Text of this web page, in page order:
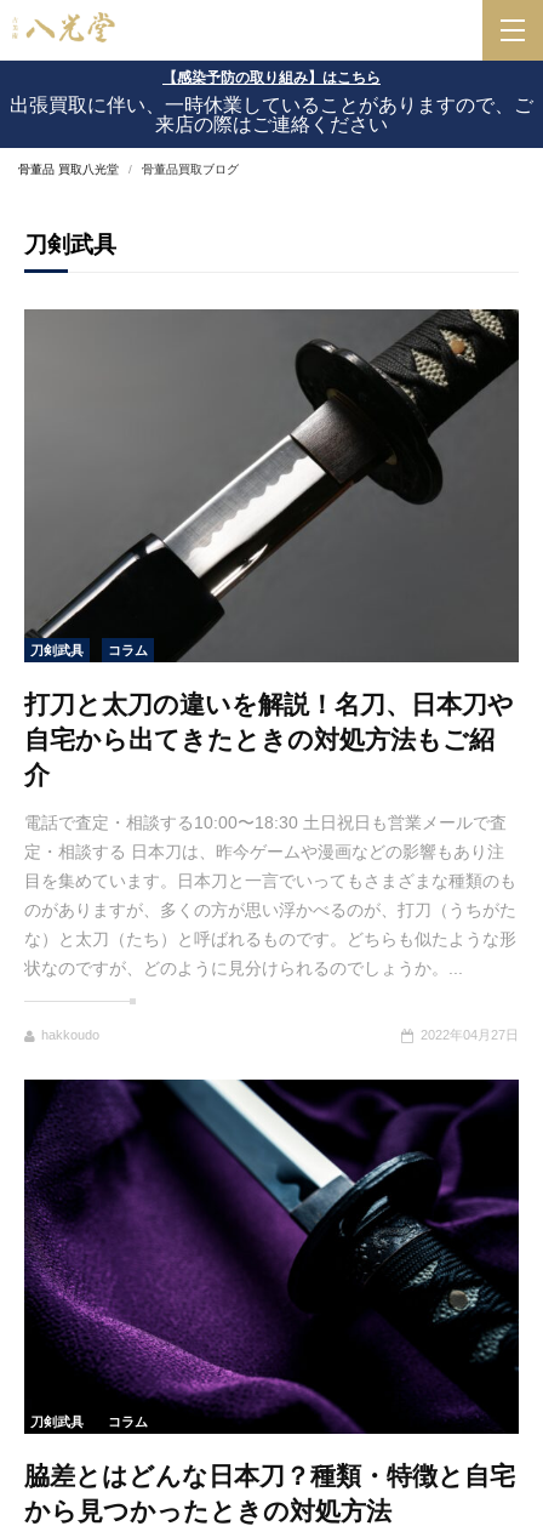
【感染予防の取り組み】はこちら
出張買取に伴い、一時休業していることがありますので、ご
来店の際はご連絡ください
骨董品 買取八光堂 骨董品買取ブログ
刀剣武具
刀剣武具 コラム
打刀と太刀の違いを解説！名刀、日本刀や
自宅から出てきたときの対処方法もご紹
介
電話で査定・相談する10:00〜18:30 土日祝日も営業メールで査
定・相談する 日本刀は、昨今ゲームや漫画などの影響もあり注
目を集めています。日本刀と一言でいってもさまざまな種類のも
のがありますが、多くの方が思い浮かべるのが、打刀（うちがた
な）と太刀（たち）と呼ばれるものです。どちらも似たような形
状なのですが、どのように見分けられるのでしょうか。...
hakkoudo 2022年04月27日
刀剣武具 コラム
脇差とはどんな日本刀？種類・特徴と自宅
から見つかったときの対処方法